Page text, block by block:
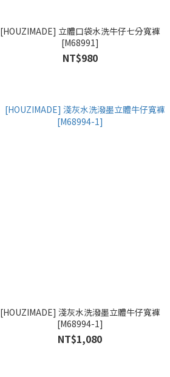
[HOUZIMADE] 立體口袋水洗牛仔七分寬褲
[M68991]
NT$980
[HOUZIMADE] 淺灰水洗潑墨立體牛仔寬褲
[M68994-1]
NT$1,080